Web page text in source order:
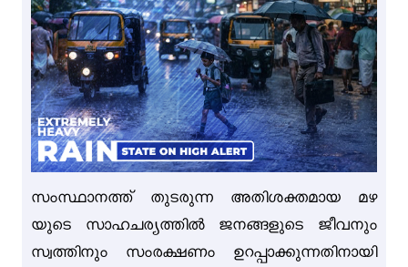
സംസ്ഥാനത്ത് തുടരുന്ന അതിശക്തമായ മഴ
യുടെ സാഹചര്യത്തിൽ ജനങ്ങളുടെ ജീവനും
സ്വത്തിനും സംരക്ഷണം ഉറപ്പാക്കുന്നതിനായി